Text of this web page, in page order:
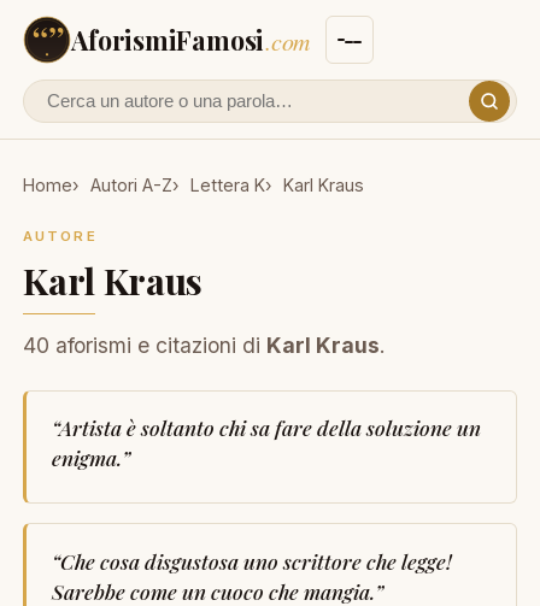
AforismiFamosi.com
Cerca un autore o un aforisma
Home Autori A-Z Lettera K Karl Kraus
AUTORE
Karl Kraus
40 aforismi e citazioni di Karl Kraus.
“Artista è soltanto chi sa fare della soluzione un
enigma.”
“Che cosa disgustosa uno scrittore che legge!
Sarebbe come un cuoco che mangia.”